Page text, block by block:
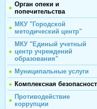
Орган опеки и
попечительства
МКУ "Городской
методический центр"
МКУ "Единый учетный
центр учреждений
образования"
Муниципальные услуги
Комплексная
Противодействие
коррупции